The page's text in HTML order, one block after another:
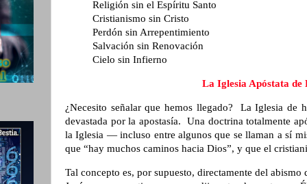
Religión sin el Espíritu Santo
Cristianismo sin Cristo
Perdón sin Arrepentimiento
Salvación sin Renovación
Cielo sin Infierno
La Iglesia Apóstata de
¿Necesito señalar que hemos llegado? La Iglesia de
devastada por la apostasía. Una doctrina totalmente
la Iglesia — incluso entre algunos que se llaman a sí
que “hay muchos caminos hacia Dios”, y que el
Tal concepto es, por supuesto, directamente del